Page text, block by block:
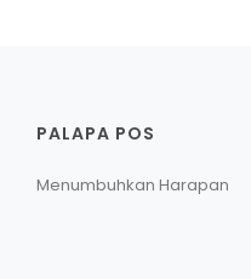
PALAPA POS
Menumbuhkan Harapan